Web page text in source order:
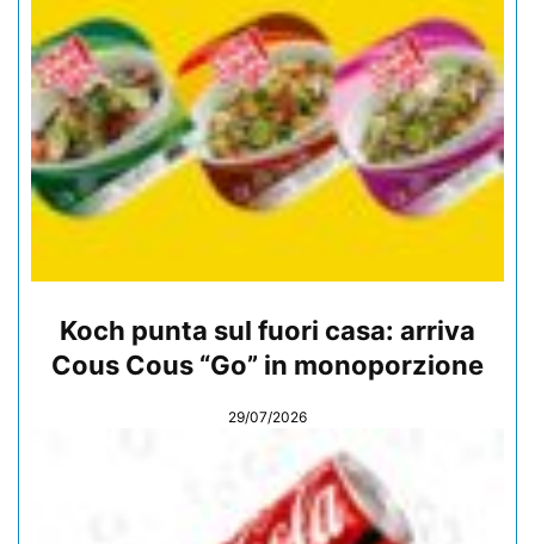
Koch punta sul fuori casa: arriva
Cous Cous “Go” in monoporzione
29/07/2026